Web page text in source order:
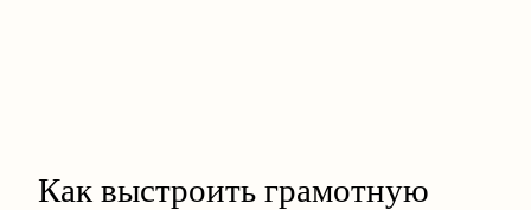
Как выстроить грамотную